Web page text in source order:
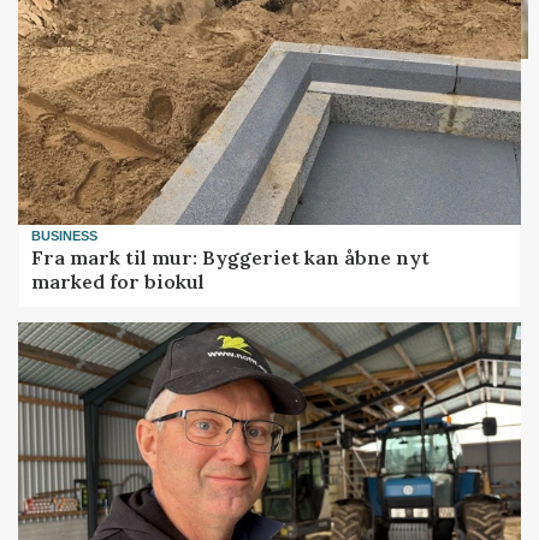
BUSINESS
Fra mark til mur: Byggeriet kan åbne nyt
marked for biokul